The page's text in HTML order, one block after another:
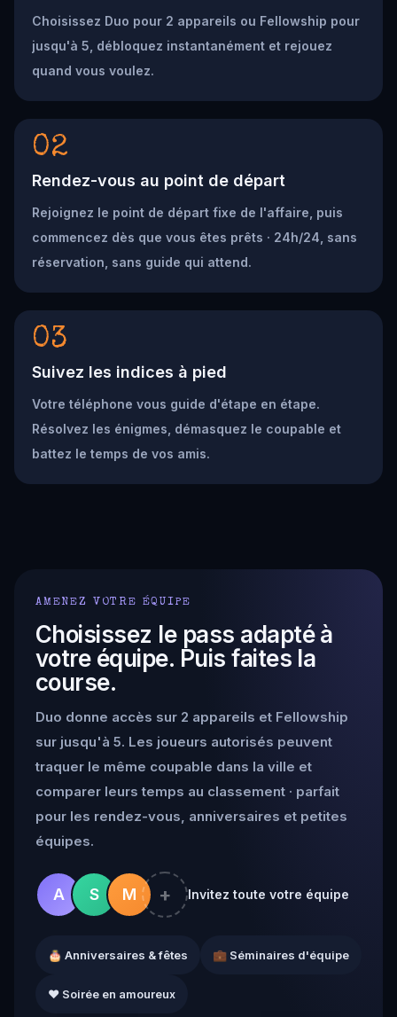
Choisissez Duo pour 2 appareils ou Fellowship pour
jusqu'à 5, débloquez instantanément et rejouez
quand vous voulez.
02
Rendez-vous au point de départ
Rejoignez le point de départ fixe de l'affaire, puis
commencez dès que vous êtes prêts · 24h/24, sans
réservation, sans guide qui attend.
03
Suivez les indices à pied
Votre téléphone vous guide d'étape en étape.
Résolvez les énigmes, démasquez le coupable et
battez le temps de vos amis.
AMENEZ VOTRE ÉQUIPE
Choisissez le pass adapté à
votre équipe. Puis faites la
course.
Duo donne accès sur 2 appareils et Fellowship
sur jusqu'à 5. Les joueurs autorisés peuvent
traquer le même coupable dans la ville et
comparer leurs temps au classement · parfait
pour les rendez-vous, anniversaires et petites
équipes.
A S M + Invitez toute votre équipe
🎂 Anniversaires & fêtes 💼 Séminaires d'équipe
❤️ Soirée en amoureux